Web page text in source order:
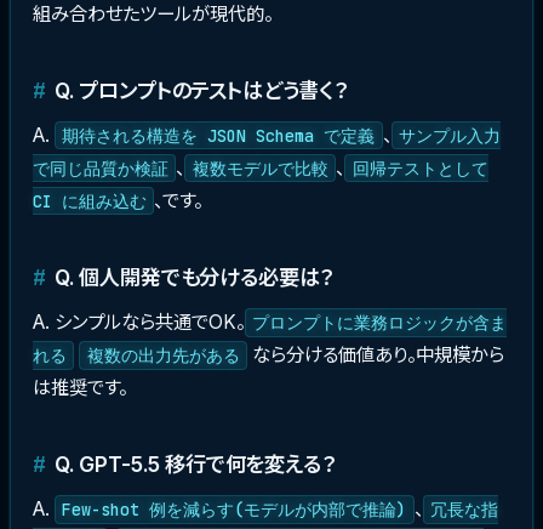
組み合わせたツールが現代的。
Q. プロンプトのテストはどう書く？
A. 期待される構造を JSON Schema で定義 、 サンプル入力
で同じ品質か検証 、 複数モデルで比較 、
回帰テストとして
CI に組み込む 、です。
Q. 個人開発でも分ける必要は？
A. シンプルなら共通でOK。 プロンプトに業務ロジックが含ま
れる
複数の出力先がある
なら分ける価値あり。中規模から
は推奨です。
Q. GPT-5.5 移行で何を変える？
A. Few-shot 例を減らす(モデルが内部で推論) 、 冗長な指